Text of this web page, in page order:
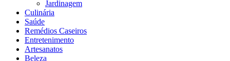
Jardinagem
Culinária
Saúde
Remédios Caseiros
Entretenimento
Artesanatos
Beleza